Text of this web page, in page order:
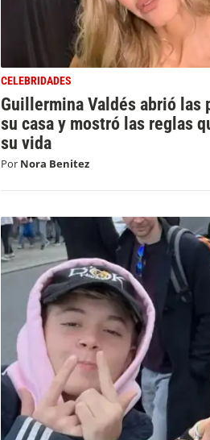
CELEBRIDADES
Guillermina Valdés abrió las
su casa y mostró las reglas
su vida
Por Nora Benitez